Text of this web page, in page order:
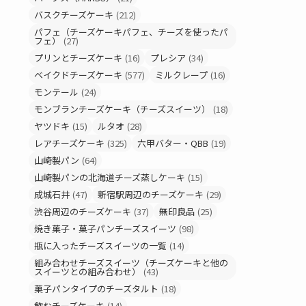
バスクチーズケーキ (212)
パフェ（チーズケーキパフェ、チーズを使ったパ
フェ） (27)
プリンとチーズケーキ (16) プレシア (34)
ベイクドチーズケーキ (577) ミルクレープ (16)
モンテール (24)
モンブランチーズケーキ（チーズスイーツ）
(18)
ヤツドキ (15) ルタオ (28)
レアチーズケーキ (325) 六甲バター・QBB (19)
山崎製パン (64)
山崎製パンの北海道チーズ蒸しケーキ (15)
成城石井 (47) 新宿駅周辺のチーズケーキ (29)
渋谷周辺のチーズケーキ (37) 無印良品 (25)
焼き菓子・菓子パンチーズスイーツ (98)
瓶に入ったチーズスイーツの一覧 (14)
組み合わせチーズスイーツ（チーズケーキと他の
スイーツとの組み合わせ）
(43)
菓子パンタイプのチーズタルト (18)